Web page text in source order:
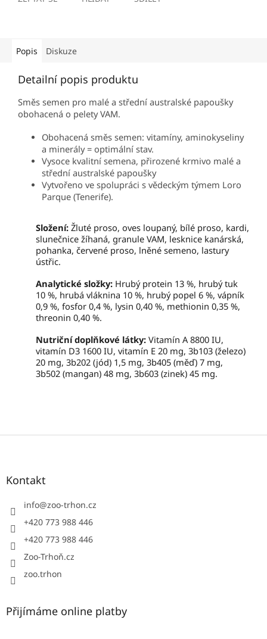
Popis Diskuze
Detailní popis produktu
Směs semen pro malé a střední australské papoušky
obohacená o pelety VAM.
Obohacená směs semen: vitamíny, aminokyseliny
a minerály = optimální stav.
Vysoce kvalitní semena, přirozené krmivo malé a
střední australské papoušky
Vytvořeno ve spolupráci s vědeckým týmem Loro
Parque (Tenerife).
Složení: Žluté proso, oves loupaný, bílé proso, kardi,
slunečnice žíhaná, granule VAM, lesknice kanárská,
pohanka, červené proso, lněné semeno, lastury
ústřic.
Analytické složky: Hrubý protein 13 %, hrubý tuk
10 %, hrubá vláknina 10 %, hrubý popel 6 %, vápník
0,9 %, fosfor 0,4 %, lysin 0,40 %, methionin 0,35 %,
threonin 0,40 %.
Nutriční doplňkové látky: Vitamín A 8800 IU,
vitamín D3 1600 IU, vitamín E 20 mg, 3b103 (železo)
20 mg, 3b202 (jód) 1,5 mg, 3b405 (měď) 7 mg,
3b502 (mangan) 48 mg, 3b603 (zinek) 45 mg.
Z
Kontakt
info@zoo-trhon.cz
+420 773 988 446
+420 773 988 446
Zoo-Trhoň.cz
zoo.trhon
Přijímáme online platby